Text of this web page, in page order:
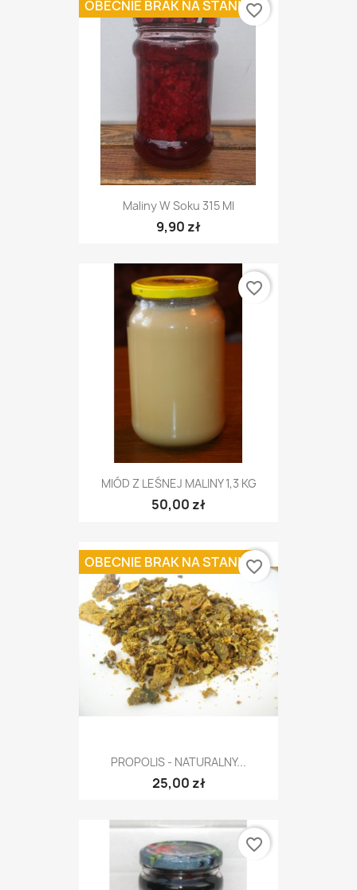
Maliny W Soku 315 Ml
9,90 zł
OBECNIE BRAK NA STANIEfavorite_border
MIÓD Z LEŚNEJ MALINY 1,3 KG
50,00 zł
favorite_border
PROPOLIS - NATURALNY...
25,00 zł
OBECNIE BRAK NA STANIEfavorite_border
favorite_border